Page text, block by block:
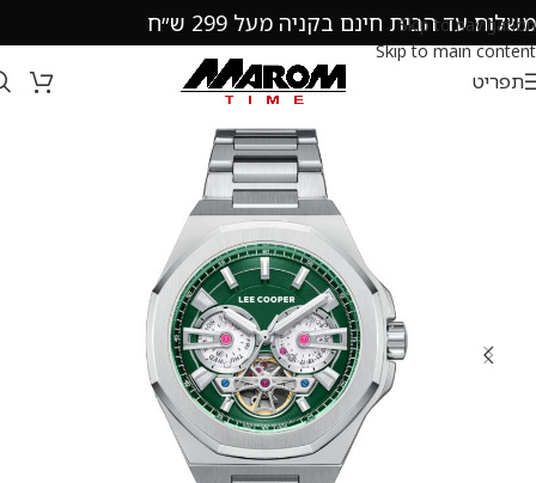
Skip to navigation
Skip to main content
משלוח עד הבית חינם בקניה מעל 299 ש״ח
תפריט